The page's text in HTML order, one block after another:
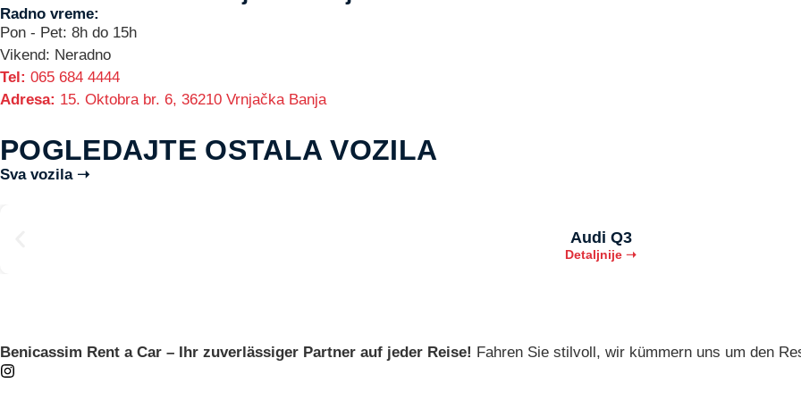
Radno vreme:
Pon - Pet: 8h do 15h
Vikend: Neradno
Tel: 065 684 4444
Adresa: 15. Oktobra br. 6, 36210 Vrnjačka Banja
POGLEDAJTE OSTALA VOZILA
Sva vozila ➝
Audi Q3
Detaljnije ➝
Benicassim Rent a Car – Ihr zuverlässiger Partner auf jeder Reise! Fahren Sie stilvoll, wir kümmern uns um den